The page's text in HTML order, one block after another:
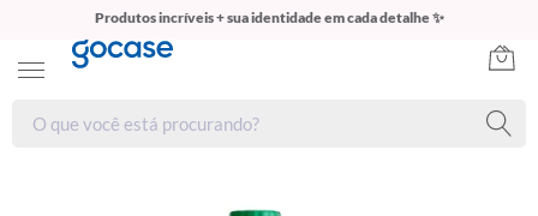
Produtos incríveis + sua identidade em cada detalhe ✨